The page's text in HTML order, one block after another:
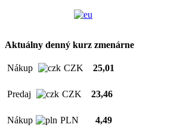
Aktuálny denný kurz zmenárne
Nákup CZK 25,01
Predaj CZK 23,46
Nákup PLN 4,49